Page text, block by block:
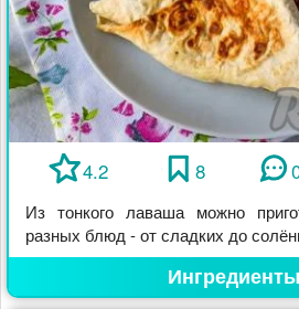
4.2 8
Из тонкого лаваша можно
разных блюд - от сладких до
Ингредиенты